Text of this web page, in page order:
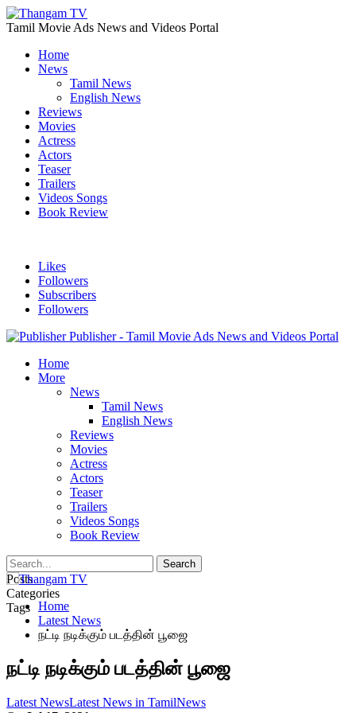
Tamil Movie Ads News and Videos Portal
Home
News
Tamil News
English News
Reviews
Movies
Actress
Actors
Teaser
Trailers
Videos Songs
Book Review
Likes
Followers
Subscribers
Followers
Publisher - Tamil Movie Ads News and Videos Portal
Home
More
News
Tamil News
English News
Reviews
Movies
Actress
Actors
Teaser
Trailers
Videos Songs
Book Review
Posts
Categories
Tags Home
Latest News
நட்டி நடிக்கும் படத்தின் பூஜை
நட்டி நடிக்கும் படத்தின் பூஜை
Latest NewsLatest News in TamilNews